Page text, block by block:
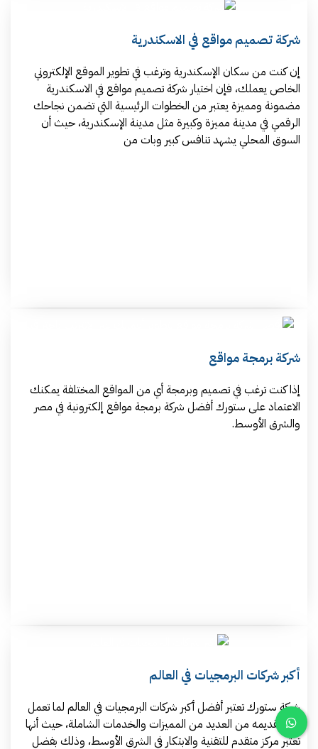
شركة تصميم مواقع في الاسكندرية
إن كنت من سكان الإسكندرية وترغب في تطوير الموقع الإلكتروني
الخاص يعملك، فإن اختيار شركة تصميم مواقع في الاسكندرية
مضمونة ومميزة يعتبر من الخطوات الرئيسية التي تضمن نجاحك
الرقمي في مدينة مميزة وكبيرة مثل مدينة الإسكندرية، حيث أن
السوق المحلي يشهد تنافس كبير وبات من
شركة برمجة مواقع
إذا كنت ترغب في تصميم وبرمجة أي من المواقع المختلفة يمكنك
الاعتماد على ستورك أفضل شركة برمجة مواقع إلكترونية في مصر
والشرق الأوسط.
أكبر شركات البرمجيات في العالم
شركة ستورك تعتبر أفضل أكبر شركات البرمجيات في العالم لما تعمل
على تقديمه من العديد من المميزات والخدمات الشاملة، حيث أنها
تعتبر مركز متقدم للتقنية والابتكار في الشرق الأوسط، وذلك بفضل